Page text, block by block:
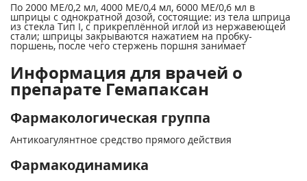
По 2000 МЕ/0,2 мл, 4000 МЕ/0,4 мл, 6000 МЕ/0,6 мл в
шприцы с однократной дозой, состоящие: из тела шприца
из стекла Тип I, с прикреплённой иглой из нержавеющей
стали; шприцы закрываются нажатием на пробку-
поршень, после чего стержень поршня занимает
Информация для врачей о
препарате Гемапаксан
Фармакологическая группа
Антикоагулянтное средство прямого действия
Фармакодинамика